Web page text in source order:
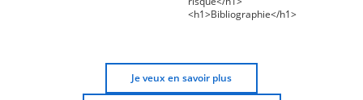
<h1>Bibliographie</h1>
Je veux en savoir plus